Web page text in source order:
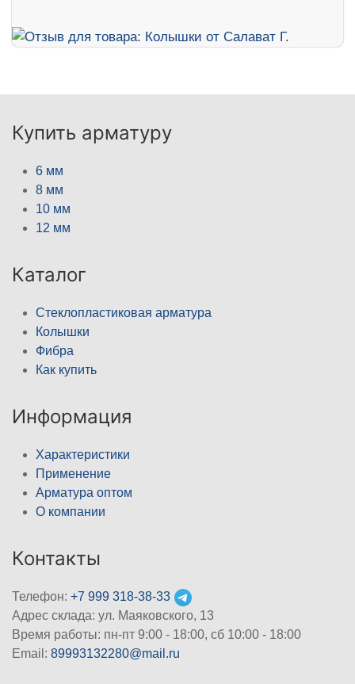
Купить арматуру
6 мм
8 мм
10 мм
12 мм
Каталог
Стеклопластиковая арматура
Колышки
Фибра
Как купить
Информация
Характеристики
Применение
Арматура оптом
О компании
Контакты
Телефон: +7 999 318-38-33
Адрес склада: ул. Маяковского, 13
Время работы: пн-пт 9:00 - 18:00, сб 10:00 - 18:00
Email: 89993132280@mail.ru